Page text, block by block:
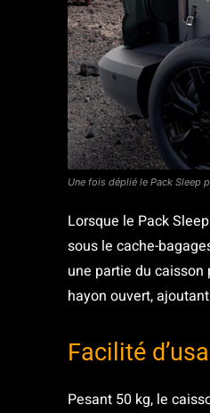
Une fois déplié le Pack Sleep
Lorsque le Pack
sous le cache-
une partie du caisson
hayon ouvert,
Facilité
Pesant 50 kg, le